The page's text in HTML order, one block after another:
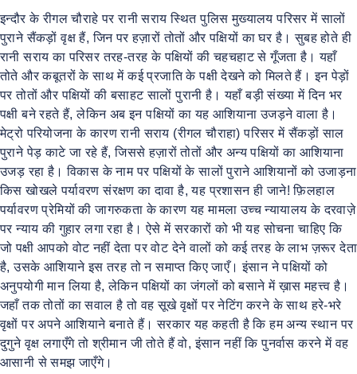
इन्दौर के रीगल चौराहे पर रानी सराय स्थित पुलिस मुख्यालय परिसर में सालों
पुराने सैंकड़ों वृक्ष हैं, जिन पर हज़ारों तोतों और पक्षियों का घर है। सुबह होते ही
रानी सराय का परिसर तरह-तरह के पक्षियों की चहचहाट से गूँजता है। यहाँ
तोते और कबूतरों के साथ में कई प्रजाति के पक्षी देखने को मिलते हैं। इन पेड़ों
पर तोतों और पक्षियों की बसाहट सालों पुरानी है। यहाँ बड़ी संख्या में दिन भर
पक्षी बने रहते हैं, लेकिन अब इन पक्षियों का यह आशियाना उजड़ने वाला है।
मेट्रो परियोजना के कारण रानी सराय (रीगल चौराहा) परिसर में सैंकड़ों साल
पुराने पेड़ काटे जा रहे हैं, जिससे हज़ारों तोतों और अन्य पक्षियों का आशियाना
उजड़ रहा है। विकास के नाम पर पक्षियों के सालों पुराने आशियानों को उजाड़ना
किस खोखले पर्यावरण संरक्षण का दावा है, यह प्रशासन ही जाने! फ़िलहाल
पर्यावरण प्रेमियों की जागरुकता के कारण यह मामला उच्च न्यायालय के दरवाज़े
पर न्याय की गुहार लगा रहा है। ऐसे में सरकारों को भी यह सोचना चाहिए कि
जो पक्षी आपको वोट नहीं देता पर वोट देने वालों को कई तरह के लाभ ज़रूर देता
है, उसके आशियाने इस तरह तो न समाप्त किए जाएँ। इंसान ने पक्षियों को
अनुपयोगी मान लिया है, लेकिन पक्षियों का जंगलों को बसाने में ख़ास महत्त्व है।
जहाँ तक तोतों का सवाल है तो वह सूखे वृक्षों पर नेटिंग करने के साथ हरे-भरे
वृक्षों पर अपने आशियाने बनाते हैं। सरकार यह कहती है कि हम अन्य स्थान पर
दुगुने वृक्ष लगाएँगे तो श्रीमान जी तोते हैं वो, इंसान नहीं कि पुनर्वास करने में वह
आसानी से समझ जाएँगे।